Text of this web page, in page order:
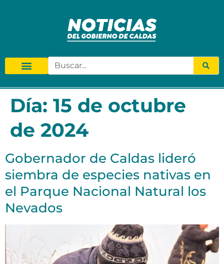
Día: 15 de octubre
de 2024
Gobernador de Caldas lideró
siembra de especies nativas en
el Parque Nacional Natural los
Nevados